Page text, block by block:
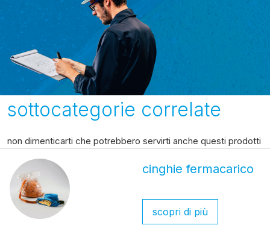
sottocategorie correlate
non dimenticarti che potrebbero servirti anche questi prodotti
cinghie fermacarico
scopri di più